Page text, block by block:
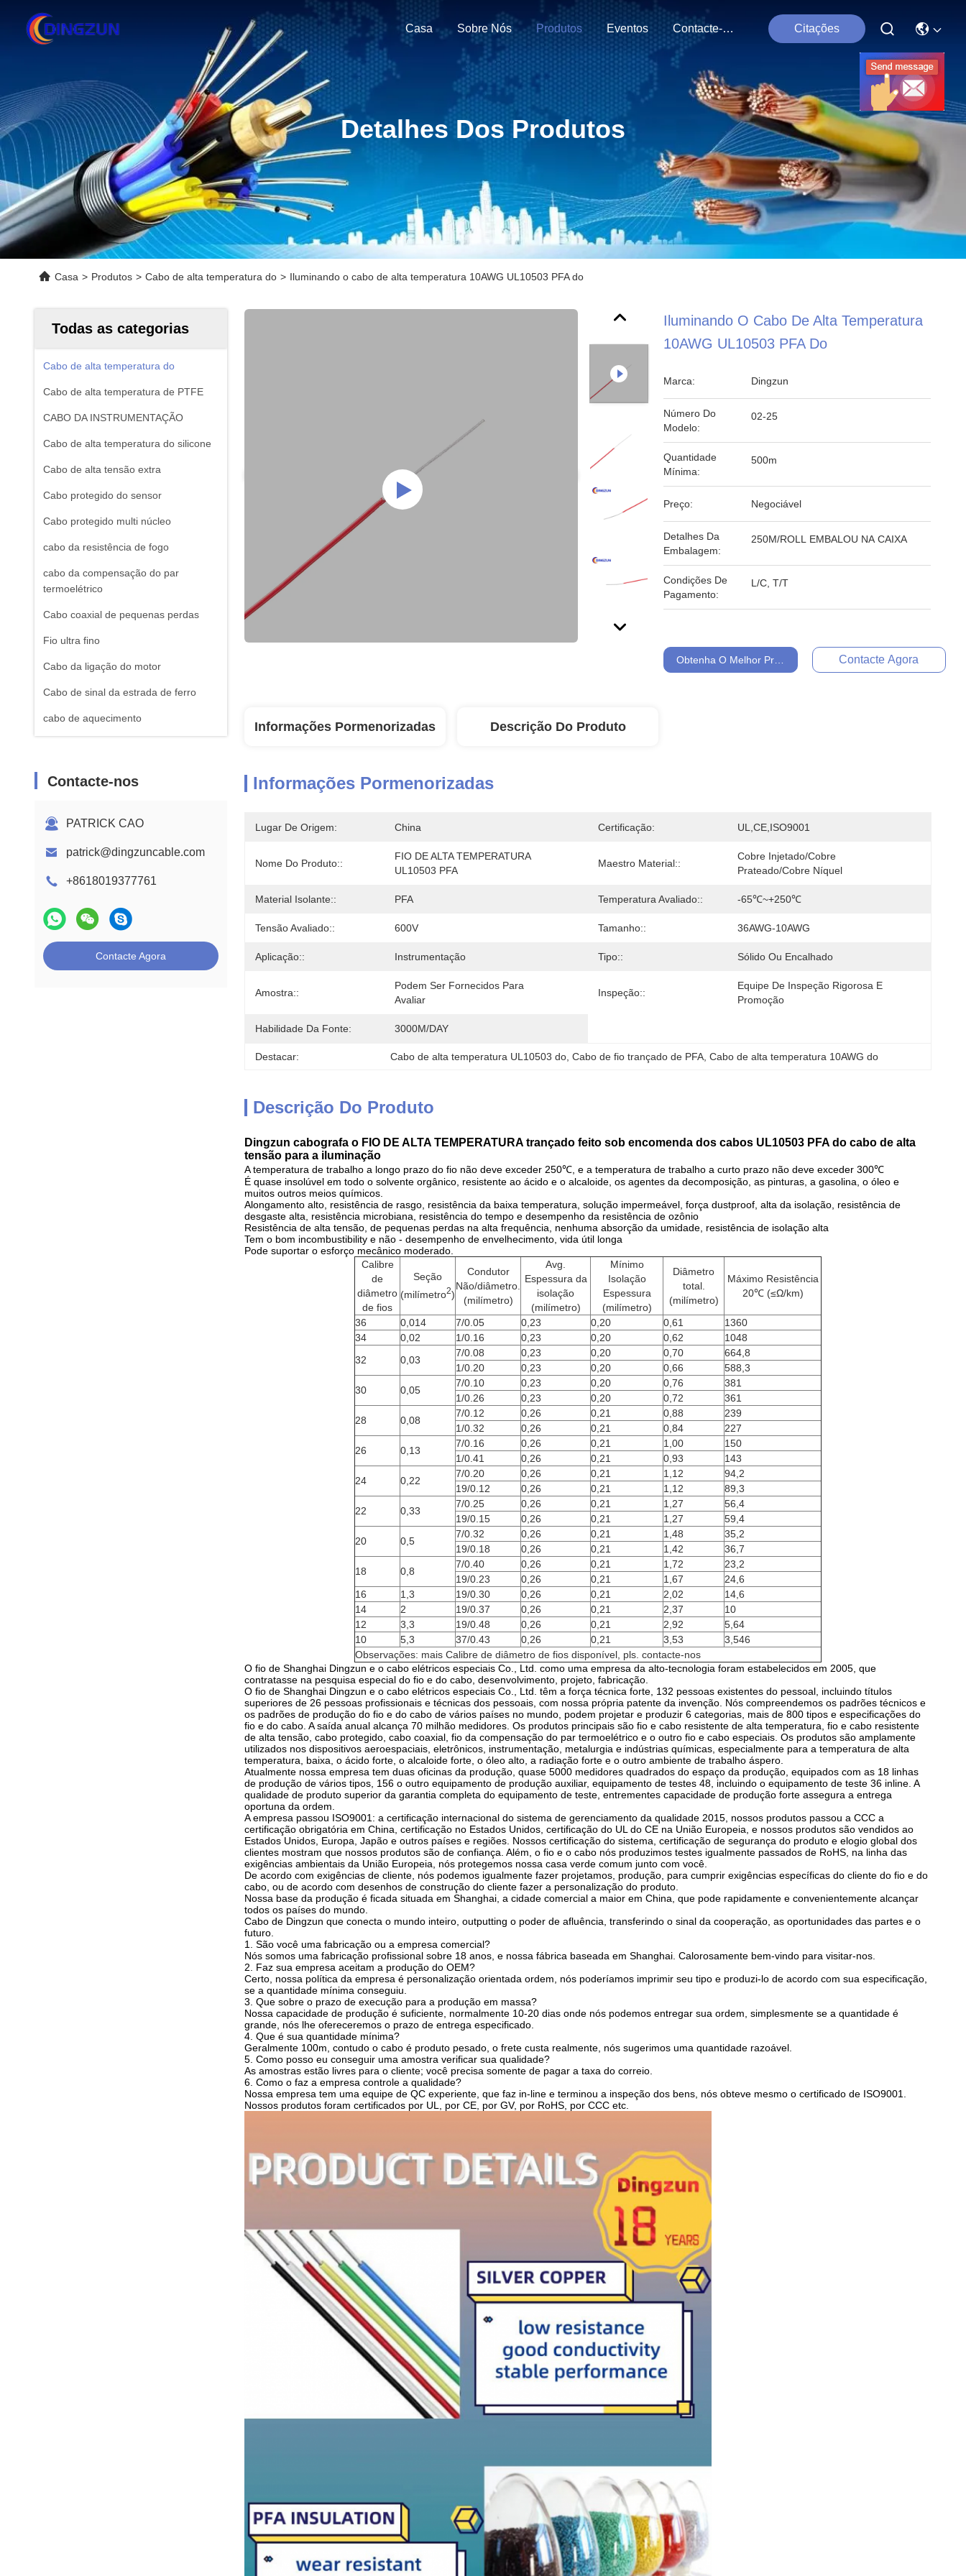
Casa Sobre Nós Produtos Eventos Contacte-Nos Citações
Detalhes Dos Produtos
Casa > Produtos > Cabo de alta temperatura do > Iluminando o cabo de alta temperatura 10AWG UL10503 PFA do
Todas as categorias
Cabo de alta temperatura do
Cabo de alta temperatura de PTFE
CABO DA INSTRUMENTAÇÃO
Cabo de alta temperatura do silicone
Cabo de alta tensão extra
Cabo protegido do sensor
Cabo protegido multi núcleo
cabo da resistência de fogo
cabo da compensação do par
termoelétrico
Cabo coaxial de pequenas perdas
Fio ultra fino
Cabo da ligação do motor
Cabo de sinal da estrada de ferro
cabo de aquecimento
Contacte-nos
PATRICK CAO
patrick@dingzuncable.com
+8618019377761
Contacte Agora
Iluminando O Cabo De Alta Temperatura
10AWG UL10503 PFA Do
Marca: Dingzun
Número Do
Modelo:
02-25
Quantidade
Mínima:
500m
Preço: Negociável
Detalhes Da
Embalagem:
250M/ROLL EMBALOU NA CAIXA
Condições De
Pagamento:
L/C, T/T
Obtenha O Melhor Preço Contacte Agora
Informações Pormenorizadas Descrição Do Produto
Informações Pormenorizadas
Lugar De Origem: China Certificação: UL,CE,ISO9001
Nome Do Produto::
FIO DE ALTA TEMPERATURA
UL10503 PFA
Maestro Material::
Cobre Injetado/cobre
Prateado/cobre Níquel
Material Isolante:: PFA Temperatura Avaliado:: -65℃~+250℃
Tensão Avaliado:: 600V Tamanho:: 36AWG-10AWG
Aplicação:: Instrumentação Tipo:: Sólido Ou Encalhado
Amostra::
Podem Ser Fornecidos Para
Avaliar
Inspeção::
Equipe De Inspeção Rigorosa E
Promoção
Habilidade Da Fonte: 3000M/DAY
Destacar: Cabo de alta temperatura UL10503 do , Cabo de fio trançado de PFA , Cabo de alta temperatura 10AWG do
Descrição Do Produto
Dingzun cabografa o FIO DE ALTA TEMPERATURA trançado feito sob encomenda dos cabos UL10503 PFA do cabo de alta
tensão para a iluminação
A temperatura de trabalho a longo prazo do fio não deve exceder 250℃, e a temperatura de trabalho a curto prazo não deve exceder 300℃
É quase insolúvel em todo o solvente orgânico, resistente ao ácido e o alcaloide, os agentes da decomposição, as pinturas, a gasolina, o óleo e
muitos outros meios químicos.
Alongamento alto, resistência de rasgo, resistência da baixa temperatura, solução impermeável, força dustproof, alta da isolação, resistência de
desgaste alta, resistência microbiana, resistência do tempo e desempenho da resistência de ozônio
Resistência de alta tensão, de pequenas perdas na alta frequência, nenhuma absorção da umidade, resistência de isolação alta
Tem o bom incombustibility e não - desempenho de envelhecimento, vida útil longa
Pode suportar o esforço mecânico moderado.
Calibre
de
diâmetro
de fios
Seção
(milímetro2)
Condutor
Não/diâmetro.
(milímetro)
Avg.
Espessura da
isolação
(milímetro)
Mínimo
Isolação
Espessura
(milímetro)
Diâmetro
total.
(milímetro)
Máximo Resistência
20℃ (≤Ω/km)
36 0,014 7/0.05 0,23 0,20 0,61
1360
34
0,02 1/0.16 0,23 0,20 0,62
1048
32
0,03
7/0.08 0,23 0,20 0,70
664,8
1/0.20
0,23 0,20 0,66
588,3
30
0,05
7/0.10 0,23 0,20 0,76
381
1/0.26
0,23 0,20 0,72
361
28
0,08
7/0.12 0,26 0,21 0,88
239
1/0.32
0,26 0,21 0,84
227
26
0,13
7/0.16 0,26 0,21 1,00
150
1/0.41
0,26 0,21 0,93
143
24
0,22
7/0.20 0,26 0,21 1,12
94,2
19/0.12
0,26 0,21 1,12
89,3
22
0,33
7/0.25 0,26 0,21 1,27
56,4
19/0.15
0,26 0,21 1,27
59,4
20
0,5
7/0.32 0,26 0,21 1,48
35,2
19/0.18
0,26 0,21 1,42
36,7
18
0,8
7/0.40 0,26 0,21 1,72
23,2
19/0.23
0,26 0,21 1,67
24,6
16
1,3 19/0.30 0,26 0,21 2,02
14,6
14
2 19/0.37 0,26 0,21 2,37
10
12
3,3 19/0.48 0,26 0,21 2,92
5,64
10
5,3 37/0.43 0,26 0,21 3,53
3,546
Observações: mais Calibre de diâmetro de fios disponível, pls. contacte-nos
O fio de Shanghai Dingzun e o cabo elétricos especiais Co., Ltd. como uma empresa da alto-tecnologia foram estabelecidos em 2005, que
contratasse na pesquisa especial do fio e do cabo, desenvolvimento, projeto, fabricação.
O fio de Shanghai Dingzun e o cabo elétricos especiais Co., Ltd. têm a força técnica forte, 132 pessoas existentes do pessoal, incluindo títulos
superiores de 26 pessoas profissionais e técnicas dos pessoais, com nossa própria patente da invenção. Nós compreendemos os padrões técnicos e
os padrões de produção do fio e do cabo de vários países no mundo, podem projetar e produzir 6 categorias, mais de 800 tipos e especificações do
fio e do cabo. A saída anual alcança 70 milhão medidores. Os produtos principais são fio e cabo resistente de alta temperatura, fio e cabo resistente
de alta tensão, cabo protegido, cabo coaxial, fio da compensação do par termoelétrico e o outro fio e cabo especiais. Os produtos são amplamente
utilizados nos dispositivos aeroespaciais, eletrônicos, instrumentação, metalurgia e indústrias químicas, especialmente para a temperatura de alta
temperatura, baixa, o ácido forte, o alcaloide forte, o óleo alto, a radiação forte e o outro ambiente de trabalho áspero.
Atualmente nossa empresa tem duas oficinas da produção, quase 5000 medidores quadrados do espaço da produção, equipados com as 18 linhas
de produção de vários tipos, 156 o outro equipamento de produção auxiliar, equipamento de testes 48, incluindo o equipamento de teste 36 inline. A
qualidade de produto superior da garantia completa do equipamento de teste, entrementes capacidade de produção forte assegura a entrega
oportuna da ordem.
A empresa passou ISO9001: a certificação internacional do sistema de gerenciamento da qualidade 2015, nossos produtos passou a CCC a
certificação obrigatória em China, certificação no Estados Unidos, certificação do UL do CE na União Europeia, e nossos produtos são vendidos ao
Estados Unidos, Europa, Japão e outros países e regiões. Nossos certificação do sistema, certificação de segurança do produto e elogio global dos
clientes mostram que nossos produtos são de confiança. Além, o fio e o cabo nós produzimos testes igualmente passados de RoHS, na linha das
exigências ambientais da União Europeia, nós protegemos nossa casa verde comum junto com você.
De acordo com exigências de cliente, nós podemos igualmente fazer projetamos, produção, para cumprir exigências específicas do cliente do fio e do
cabo, ou de acordo com desenhos de construção do cliente fazer a personalização do produto.
Nossa base da produção é ficada situada em Shanghai, a cidade comercial a maior em China, que pode rapidamente e convenientemente alcançar
todos os países do mundo.
Cabo de Dingzun que conecta o mundo inteiro, outputting o poder de afluência, transferindo o sinal da cooperação, as oportunidades das partes e o
futuro.
1. São você uma fabricação ou a empresa comercial?
Nós somos uma fabricação profissional sobre 18 anos, e nossa fábrica baseada em Shanghai. Calorosamente bem-vindo para visitar-nos.
2. Faz sua empresa aceitam a produção do OEM?
Certo, nossa política da empresa é personalização orientada ordem, nós poderíamos imprimir seu tipo e produzi-lo de acordo com sua especificação,
se a quantidade mínima conseguiu.
3. Que sobre o prazo de execução para a produção em massa?
Nossa capacidade de produção é suficiente, normalmente 10-20 dias onde nós podemos entregar sua ordem, simplesmente se a quantidade é
grande, nós lhe ofereceremos o prazo de entrega especificado.
4. Que é sua quantidade mínima?
Geralmente 100m, contudo o cabo é produto pesado, o frete custa realmente, nós sugerimos uma quantidade razoável.
5. Como posso eu conseguir uma amostra verificar sua qualidade?
As amostras estão livres para o cliente; você precisa somente de pagar a taxa do correio.
6. Como o faz a empresa controle a qualidade?
Nossa empresa tem uma equipe de QC experiente, que faz in-line e terminou a inspeção dos bens, nós obteve mesmo o certificado de ISO9001.
Nossos produtos foram certificados por UL, por CE, por GV, por RoHS, por CCC etc.